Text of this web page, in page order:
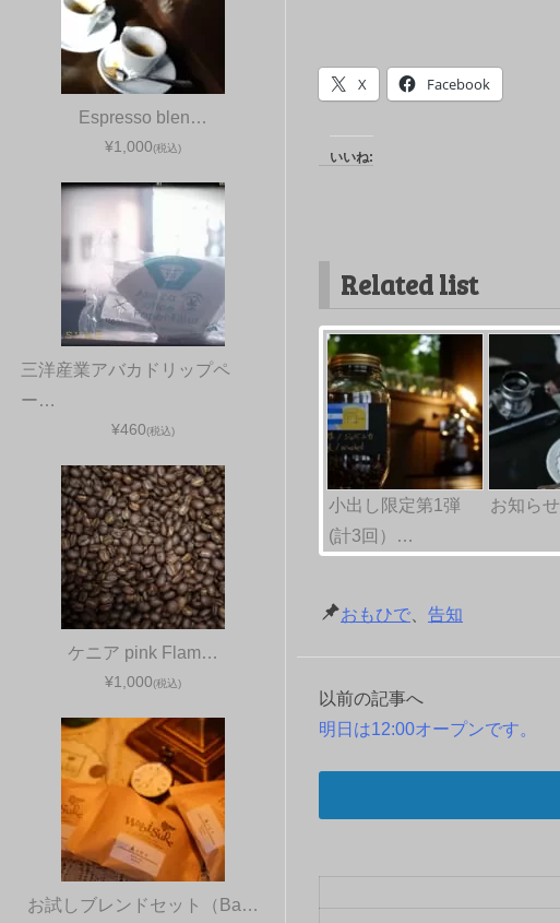
X Facebook
いいね:
Related list
小出し限定第1弾
(計3回）…
お知らせ
おもひで 告知
投
以前の記事へ
明日は12:00オープンです。
Espresso blen…
¥1,000(税込)
三洋産業アバカドリップペ
ー…
¥460(税込)
ケニア pink Flam…
¥1,000(税込)
お試しブレンドセット（Ba…